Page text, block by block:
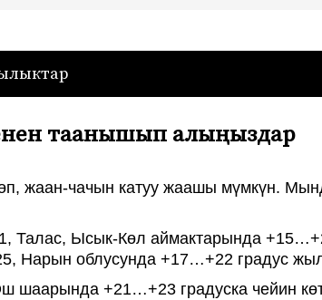
таанышып алыңыздар
жаан-чачын катуу жаашы мүмкүн.
Талас, Ысык-Көл аймактарында
Нарын облусунда +17…+22 градус
шаарында +21…+23 градуска чейин